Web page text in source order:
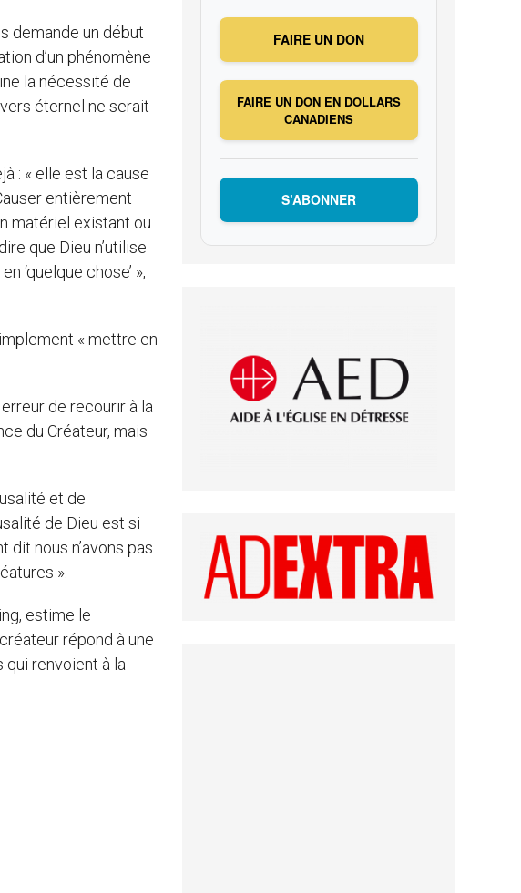
demande un début
d’un phénomène
la nécessité de
éternel ne serait
: « elle est la cause
entièrement
matériel existant ou
que Dieu n’utilise
‘quelque chose’ »,
« mettre en
de recourir à la
du Créateur, mais
et de
de Dieu est si
nous n’avons pas
».
estime le
répond à une
renvoient à la
FAIRE UN DON
FAIRE UN DON EN DOLLARS
CANADIENS
S’ABONNER